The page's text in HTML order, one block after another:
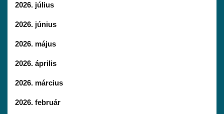
2026. július
2026. június
2026. május
2026. április
2026. március
2026. február